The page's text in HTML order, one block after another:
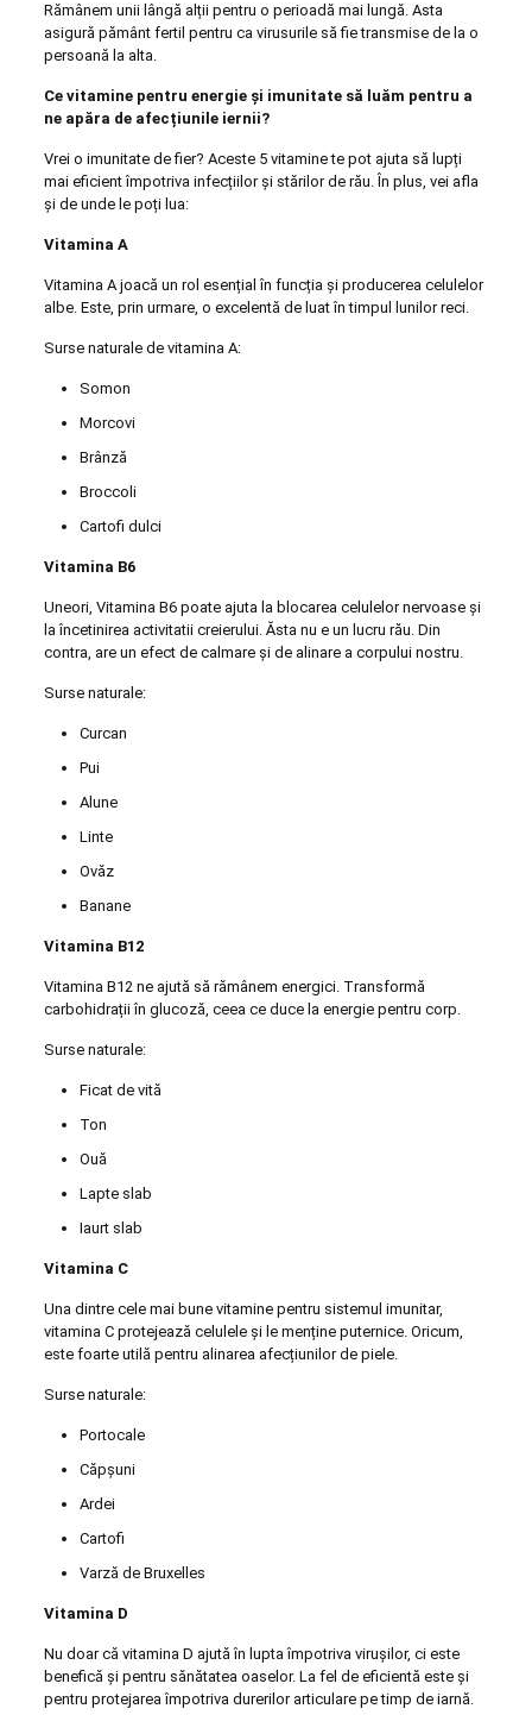
Rămânem unii lângă alții pentru o perioadă mai lungă. Asta
asigură pământ fertil pentru ca virusurile să fie transmise de la o
persoană la alta.
Ce vitamine pentru energie și imunitate să luăm pentru a
ne apăra de afecțiunile iernii?
Vrei o imunitate de fier? Aceste 5 vitamine te pot ajuta să lupți
mai eficient împotriva infecțiilor și stărilor de rău. În plus, vei afla
și de unde le poți lua:
Vitamina A
Vitamina A joacă un rol esențial în funcția și producerea celulelor
albe. Este, prin urmare, o excelentă de luat în timpul lunilor reci.
Surse naturale de vitamina A:
Somon
Morcovi
Brânză
Broccoli
Cartofi dulci
Vitamina B6
Uneori, Vitamina B6 poate ajuta la blocarea celulelor nervoase și
la încetinirea activitatii creierului. Ăsta nu e un lucru rău. Din
contra, are un efect de calmare și de alinare a corpului nostru.
Surse naturale:
Curcan
Pui
Alune
Linte
Ovăz
Banane
Vitamina B12
Vitamina B12 ne ajută să rămânem energici. Transformă
carbohidrații în glucoză, ceea ce duce la energie pentru corp.
Surse naturale:
Ficat de vită
Ton
Ouă
Lapte slab
Iaurt slab
Vitamina C
Una dintre cele mai bune vitamine pentru sistemul imunitar,
vitamina C protejează celulele și le menține puternice. Oricum,
este foarte utilă pentru alinarea afecțiunilor de piele.
Surse naturale:
Portocale
Căpșuni
Ardei
Cartofi
Varză de Bruxelles
Vitamina D
Nu doar că vitamina D ajută în lupta împotriva virușilor, ci este
benefică și pentru sănătatea oaselor. La fel de eficientă este și
pentru protejarea împotriva durerilor articulare pe timp de iarnă.